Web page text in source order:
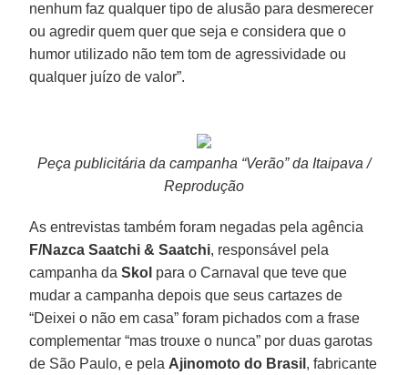
nenhum faz qualquer tipo de alusão para desmerecer
ou agredir quem quer que seja e considera que o
humor utilizado não tem tom de agressividade ou
qualquer juízo de valor”.
Peça publicitária da campanha “Verão” da Itaipava /
Reprodução
As entrevistas também foram negadas pela agência
F/Nazca Saatchi & Saatchi, responsável pela
campanha daSkol para o Carnaval que teve que
mudar a campanha depois que seus cartazes de
“Deixei o não em casa” foram pichados com a frase
complementar “mas trouxe o nunca” por duas garotas
de São Paulo, e pela Ajinomoto do Brasil , fabricante